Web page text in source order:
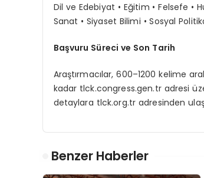
Dil ve Edebiyat • Eğitim • Felsefe •
Sanat • Siyaset Bilimi • Sosyal
Başvuru Süreci ve Son Tarih
Araştırmacılar, 600–1200 kelime
kadar tlck.congress.gen.tradresi
detaylara tlck.org.tr adresinden
Benzer Haberler